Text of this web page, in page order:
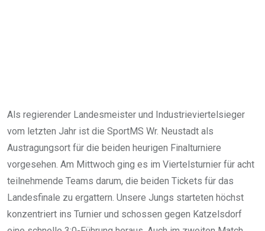
Als regierender Landesmeister und Industrieviertelsieger
vom letzten Jahr ist die SportMS Wr. Neustadt als
Austragungsort für die beiden heurigen Finalturniere
vorgesehen. Am Mittwoch ging es im Viertelsturnier für acht
teilnehmende Teams darum, die beiden Tickets für das
Landesfinale zu ergattern. Unsere Jungs starteten höchst
konzentriert ins Turnier und schossen gegen Katzelsdorf